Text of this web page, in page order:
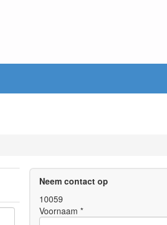
Neem contact op
10059
Voornaam *